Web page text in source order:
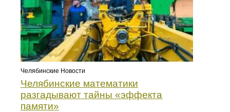
Челябинские Новости
Челябинские математики
разгадывают тайны «эффекта
памяти»